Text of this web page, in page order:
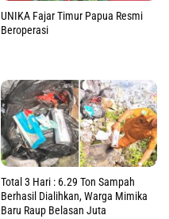
UNIKA Fajar Timur Papua Resmi
Beroperasi
Total 3 Hari : 6.29 Ton Sampah
Berhasil Dialihkan, Warga Mimika
Baru Raup Belasan Juta